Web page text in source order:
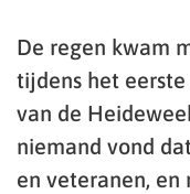
De regen kwam
tijdens het
van de
niemand vond
en veteranen,